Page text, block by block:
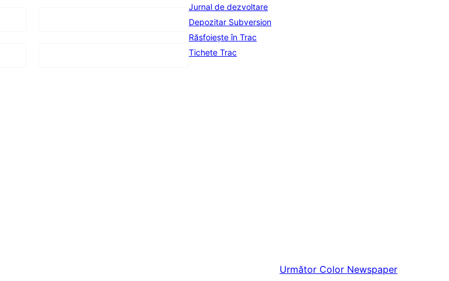
Jurnal de dezvoltare
Depozitar Subversion
Răsfoiește în Trac
Tichete Trac
Următor Color Newspaper